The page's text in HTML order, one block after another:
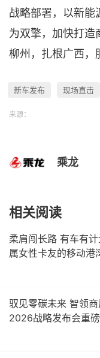
战略部署，以新能
为双擎，加快打造
柳州，扎根广西，
新车发布 现场直击
来源：
乘龙
相关阅读
柔肩闯长路 有车有
属女性卡友的移动港
驭见零碳未来 智领
2026战略发布会重